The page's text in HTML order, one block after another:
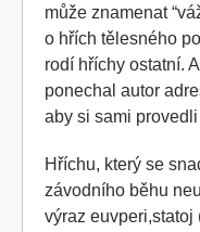
může znamenat
o hřích tělesného
rodí hříchy ostatní.
ponechal autor
aby si sami
Hříchu, který se
závodního běhu
výraz euvperi,statoj